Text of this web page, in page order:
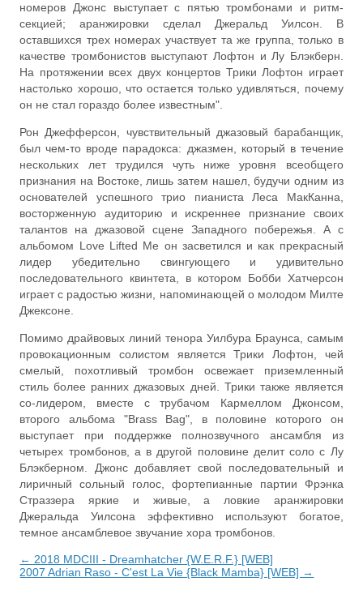
номеров Джонс выступает с пятью тромбонами и ритм-
секцией; аранжировки сделал Джеральд Уилсон. В
оставшихся трех номерах участвует та же группа, только в
качестве тромбонистов выступают Лофтон и Лу Блэкберн.
На протяжении всех двух концертов Трики Лофтон играет
настолько хорошо, что остается только удивляться, почему
он не стал гораздо более известным".
Рон Джефферсон, чувствительный джазовый барабанщик,
был чем-то вроде парадокса: джазмен, который в течение
нескольких лет трудился чуть ниже уровня всеобщего
признания на Востоке, лишь затем нашел, будучи одним из
основателей успешного трио пианиста Леса МакКанна,
восторженную аудиторию и искреннее признание своих
талантов на джазовой сцене Западного побережья. А с
альбомом Love Lifted Me он засветился и как прекрасный
лидер убедительно свингующего и удивительно
последовательного квинтета, в котором Бобби Хатчерсон
играет с радостью жизни, напоминающей о молодом Милте
Джексоне.
Помимо драйвовых линий тенора Уилбура Браунса, самым
провокационным солистом является Трики Лофтон, чей
смелый, похотливый тромбон освежает приземленный
стиль более ранних джазовых дней. Трики также является
со-лидером, вместе с трубачом Кармеллом Джонсом,
второго альбома "Brass Bag", в половине которого он
выступает при поддержке полнозвучного ансамбля из
четырех тромбонов, а в другой половине делит соло с Лу
Блэкберном. Джонс добавляет свой последовательный и
лиричный сольный голос, фортепианные партии Фрэнка
Страззера яркие и живые, а ловкие аранжировки
Джеральда Уилсона эффективно используют богатое,
темное ансамблевое звучание хора тромбонов.
← 2018 MDCIII - Dreamhatcher {W.E.R.F.} [WEB]
2007 Adrian Raso - C'est La Vie {Black Mamba} [WEB] →